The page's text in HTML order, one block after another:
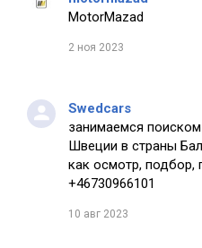
MotorMazad
2 ноя 2023
Swedcars
занимаемся
Швеции в страны
как осмотр, подбор,
+46730966101
10 авг 2023